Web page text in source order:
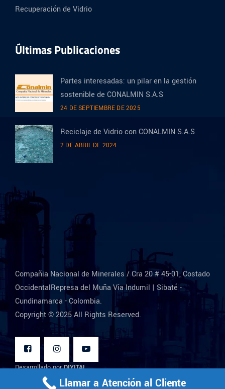
Recuperación de Vidrio
Últimas Publicaciones
Partes interesadas: un pilar en la gestión
sostenible de CONALMIN S.A.S
24 DE SEPTIEMBRE DE 2025
Reciclaje de Vidrio con CONALMIN S.A.S
2 DE ABRIL DE 2024
Compañia Nacional de Minerales / Cra 20 # 45-01, Costado
OccidentalRepresa del Muña Vía Indumil | Sibaté -
Cundinamarca - Colombia.
Copyright © 2025 All Rights Reserved.
Desarrollado porDIYITAL
Llamar a Atención al Cliente